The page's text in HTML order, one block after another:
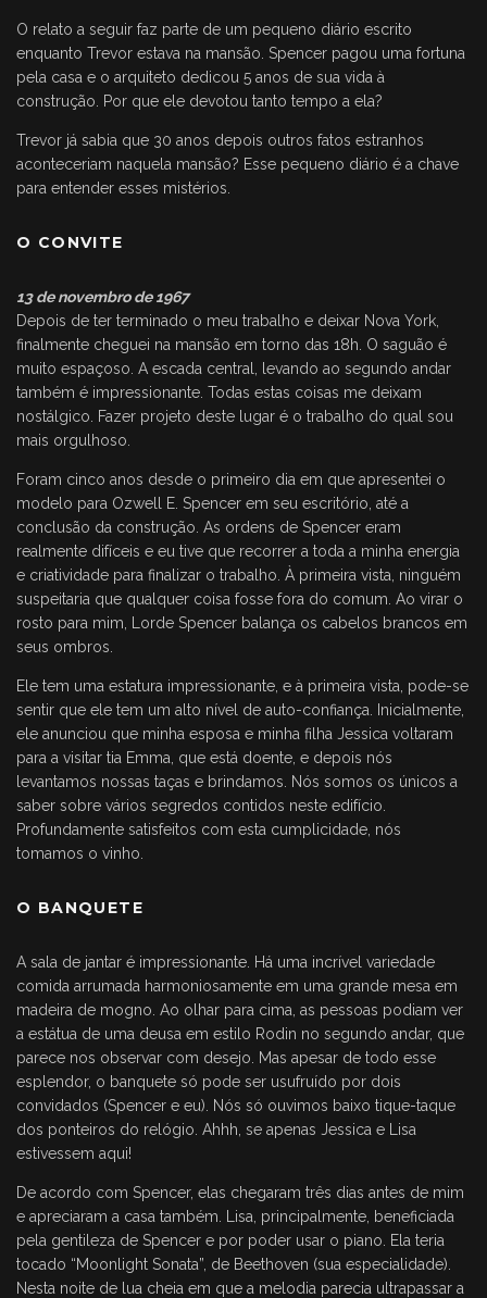
O relato a seguir faz parte de um pequeno diário escrito
enquanto Trevor estava na mansão. Spencer pagou uma fortuna
pela casa e o arquiteto dedicou 5 anos de sua vida à
construção. Por que ele devotou tanto tempo a ela?
Trevor já sabia que 30 anos depois outros fatos estranhos
aconteceriam naquela mansão? Esse pequeno diário é a chave
para entender esses mistérios.
O CONVITE
13 de novembro de 1967
Depois de ter terminado o meu trabalho e deixar Nova York,
finalmente cheguei na mansão em torno das 18h. O saguão é
muito espaçoso. A escada central, levando ao segundo andar
também é impressionante. Todas estas coisas me deixam
nostálgico. Fazer projeto deste lugar é o trabalho do qual sou
mais orgulhoso.
Foram cinco anos desde o primeiro dia em que apresentei o
modelo para Ozwell E. Spencer em seu escritório, até a
conclusão da construção. As ordens de Spencer eram
realmente difíceis e eu tive que recorrer a toda a minha energia
e criatividade para finalizar o trabalho. À primeira vista, ninguém
suspeitaria que qualquer coisa fosse fora do comum. Ao virar o
rosto para mim, Lorde Spencer balança os cabelos brancos em
seus ombros.
Ele tem uma estatura impressionante, e à primeira vista, pode-se
sentir que ele tem um alto nível de auto-confiança. Inicialmente,
ele anunciou que minha esposa e minha filha Jessica voltaram
para a visitar tia Emma, que está doente, e depois nós
levantamos nossas taças e brindamos. Nós somos os únicos a
saber sobre vários segredos contidos neste edifício.
Profundamente satisfeitos com esta cumplicidade, nós
tomamos o vinho.
O BANQUETE
A sala de jantar é impressionante. Há uma incrível variedade
comida arrumada harmoniosamente em uma grande mesa em
madeira de mogno. Ao olhar para cima, as pessoas podiam ver
a estátua de uma deusa em estilo Rodin no segundo andar, que
parece nos observar com desejo. Mas apesar de todo esse
esplendor, o banquete só pode ser usufruído por dois
convidados (Spencer e eu). Nós só ouvimos baixo tique-taque
dos ponteiros do relógio. Ahhh, se apenas Jessica e Lisa
estivessem aqui!
De acordo com Spencer, elas chegaram três dias antes de mim
e apreciaram a casa também. Lisa, principalmente, beneficiada
pela gentileza de Spencer e por poder usar o piano. Ela teria
tocado “Moonlight Sonata”, de Beethoven (sua especialidade).
Nesta noite de lua cheia em que a melodia parecia ultrapassar a